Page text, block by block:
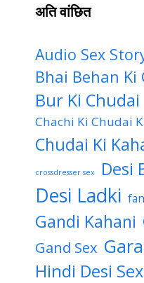
अति वांछित
Audio Sex
Bhai Behan Ki
Bur Ki Chudai
Chachi Ki Chudai
Chudai Ki
crossdresser sex Desi
Desi Ladki
Gandi Kahani
Gand Sex
Hindi Desi Sex